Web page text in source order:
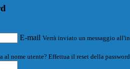
E-mail Verrà inviato un messaggio
al nome utente? Effettua il reset della